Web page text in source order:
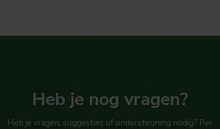
Heb je nog vragen?
Heb je vragen, suggesties of ondersteuning nodig? Per